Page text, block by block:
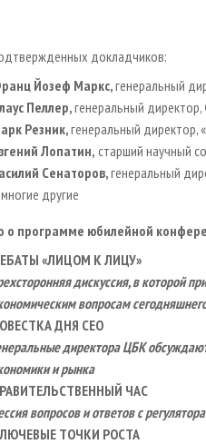
докладчиков:
Йозеф Маркс,генеральный
Пеллер,генеральный директор,
рк Резник,генеральный директор, «
Лопатин, старший научный
Сенаторов,генеральный
другие
о программе юбилейной
«ЛИЦОМ К ЛИЦУ»
дискуссия, в которой
вопросам
ДНЯ CEO
директора ЦБК
и рынка
ЧАС
вопросов и ответов с
ТОЧКИ РОСТА